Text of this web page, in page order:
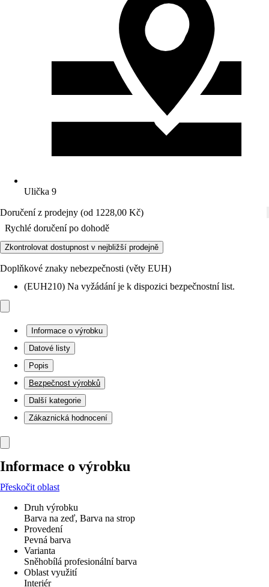
Ulička 9
Doručení z prodejny (od 1228,00 Kč)
Rychlé doručení po dohodě
Zkontrolovat dostupnost v nejbližší prodejně
Doplňkové znaky nebezpečnosti (věty EUH)
(EUH210) Na vyžádání je k dispozici bezpečnostní list.
Informace o výrobku
Datové listy
Popis
Bezpečnost výrobků
Další kategorie
Zákaznická hodnocení
Informace o výrobku
Přeskočit oblast
Druh výrobku
Barva na zeď, Barva na strop
Provedení
Pevná barva
Varianta
Sněhobílá profesionální barva
Oblast využití
Interiér